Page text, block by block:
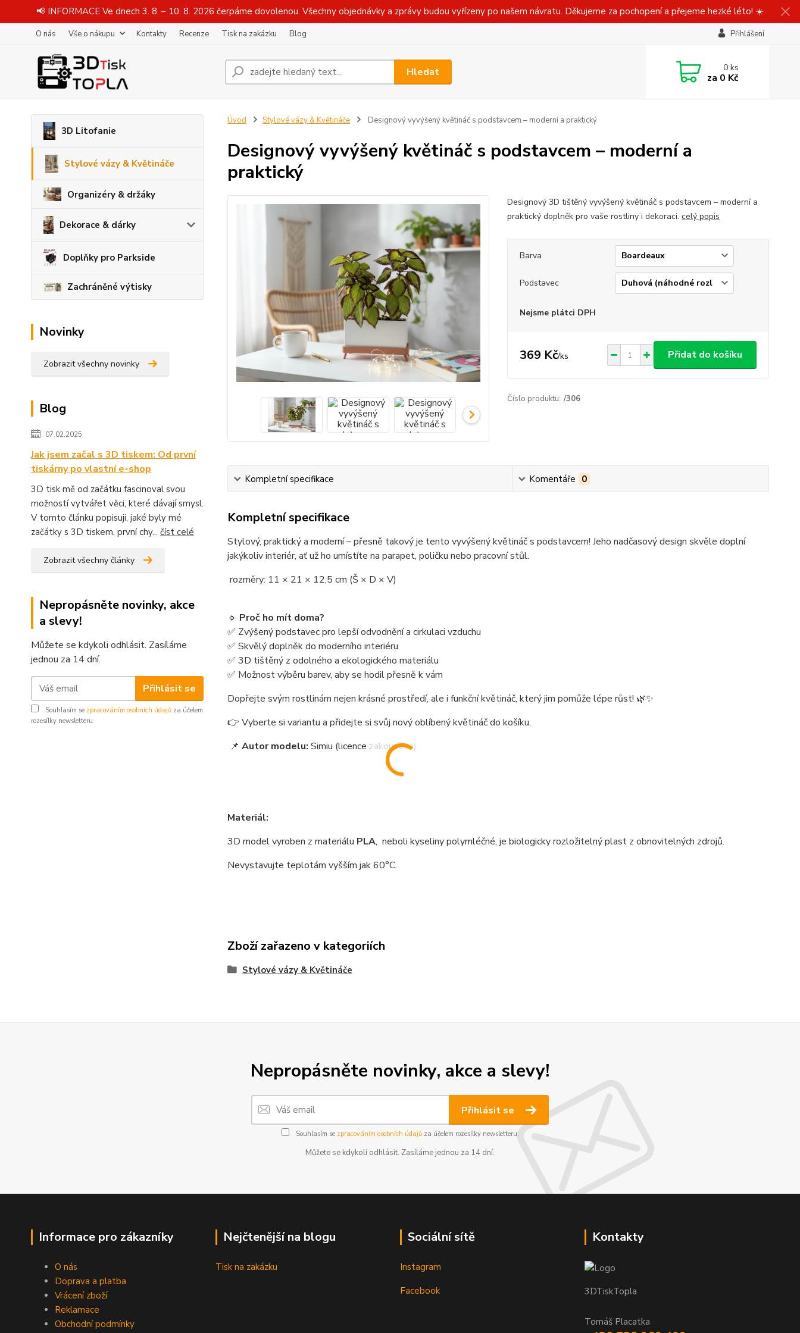
📢 INFORMACE Ve dnech 3. 8. – 10. 8. 2026 čerpáme dovolenou. Všechny objednávky a zprávy budou vyřízeny po našem návratu. Děkujeme za pochopení a přejeme hezké léto! ☀️
O nás Vše o nákupu Kontakty Recenze Tisk na zakázku Blog Přihlášení
Hledat 0ks
za 0 Kč
3D Litofanie
Stylové vázy & Květináče
Organizéry & držáky
Dekorace & dárky
Doplňky pro Parkside
Zachráněné výtisky
Novinky
Zobrazit všechny novinky
Blog
07.02.2025
Jak jsem začal s 3D tiskem: Od první
tiskárny po vlastní e-shop
3D tisk mě od začátku fascinoval svou
možností vytvářet věci, které dávají smysl.
V tomto článku popisuji, jaké byly mé
začátky s 3D tiskem, první chy... číst celé
Zobrazit všechny články
Nepropásněte novinky, akce
a slevy!
Můžete se kdykoli odhlásit. Zasíláme
jednou za 14 dní.
Přihlásit se
Souhlasím se zpracováním osobních údajů za účelem
rozesílky newsletteru.
Úvod Stylové vázy & Květináče Designový vyvýšený květináč s podstavcem – moderní a praktický
Designový vyvýšený květináč s podstavcem – moderní a
praktický
Designový 3D tištěný vyvýšený květináč s podstavcem – moderní a
praktický doplněk pro vaše rostliny i dekoraci. celý popis
Barva
Podstavec
Nejsme plátci DPH
369 Kč/ks Přidat do košíku
Číslo produktu: /306
Kompletní specifikace Komentáře 0
Kompletní specifikace
Stylový, praktický a moderní – přesně takový je tento vyvýšený květináč s podstavcem! Jeho nadčasový design skvěle doplní
jakýkoliv interiér, ať už ho umístíte na parapet, poličku nebo pracovní stůl.
rozměry: 11 × 21 × 12,5 cm (Š × D × V)
🔹 Proč ho mít doma?
✅ Zvýšený podstavec pro lepší odvodnění a cirkulaci vzduchu
✅ Skvělý doplněk do moderního interiéru
✅ 3D tištěný z odolného a ekologického materiálu
✅ Možnost výběru barev, aby se hodil přesně k vám
Dopřejte svým rostlinám nejen krásné prostředí, ale i funkční květináč, který jim pomůže lépe růst! 🌿✨
👉 Vyberte si variantu a přidejte si svůj nový oblíbený květináč do košíku.
📌 Autor modelu: Simiu (licence zakoupena)
Materiál:
3D model vyroben z materiálu PLA, neboli kyseliny polymléčné, je biologicky rozložitelný plast z obnovitelných zdrojů.
Nevystavujte teplotám vyšším jak 60°C.
Zboží zařazeno v kategoriích
Stylové vázy & Květináče
Nepropásněte novinky, akce a slevy!
Přihlásit se
Souhlasím se zpracováním osobních údajůza účelem rozesílky newsletteru.
Můžete se kdykoli odhlásit. Zasíláme jednou za 14 dní.
Informace pro zákazníky
O nás
Doprava a platba
Vrácení zboží
Reklamace
Obchodní podmínky
Nejčtenější na blogu
Tisk na zakázku
Sociální sítě
Instagram
Facebook
Kontakty
3DTiskTopla
Tomáš Placatka